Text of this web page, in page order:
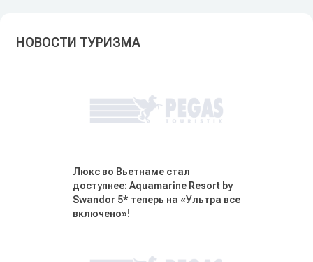
НОВОСТИ ТУРИЗМА
Люкс во Вьетнаме стал
доступнее: Aquamarine Resort by
Swandor 5* теперь на «Ультра все
включено»!